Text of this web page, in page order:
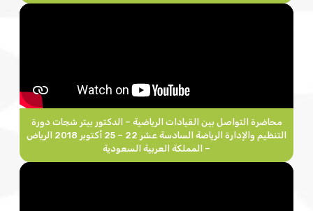
محاضرة التواصل بين القيادات الرياضية – الدكتور بيتر شجات دورة
التنظيم والإدارة الرياضة السادسة عشر 22 – 25 أكتوبر 2018 الرياض
– المملكة العربية السعودية